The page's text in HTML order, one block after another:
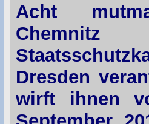
Acht
Dresden
wirft ihnen